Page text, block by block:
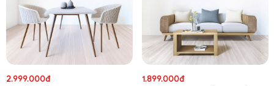
2.999.000đ
1.899.000đ